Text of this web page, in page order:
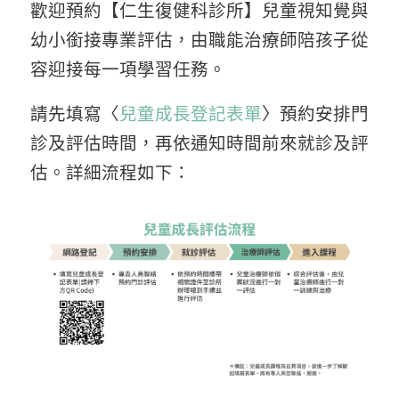
歡迎預約【仁生復健科診所】兒童視知覺與
幼小銜接專業評估，由職能治療師陪孩子從
容迎接每一項學習任務。
請先填寫〈 兒童成長登記表單〉預約安排門
診及評估時間，再依通知時間前來就診及評
估。詳細流程如下：